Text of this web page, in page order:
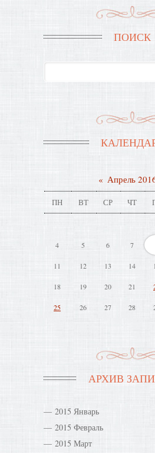
ПОИСК
« Апрель
ПН ВТ СР ЧТ
4 5 6 7
11 12 13 14
18 19 20 21
25 26 27 28
АРХИВ
2015 Январь
2015 Февраль
2015 Март